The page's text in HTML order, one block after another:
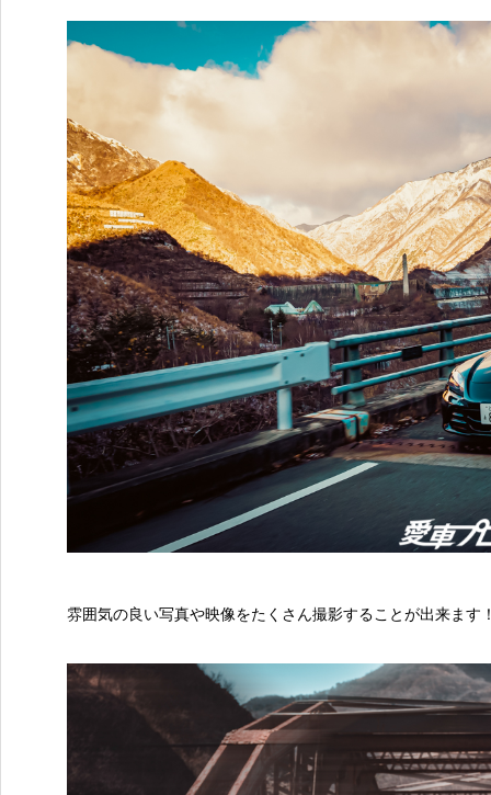
雰囲気の良い写真や映像をたくさん撮影することが出来ます